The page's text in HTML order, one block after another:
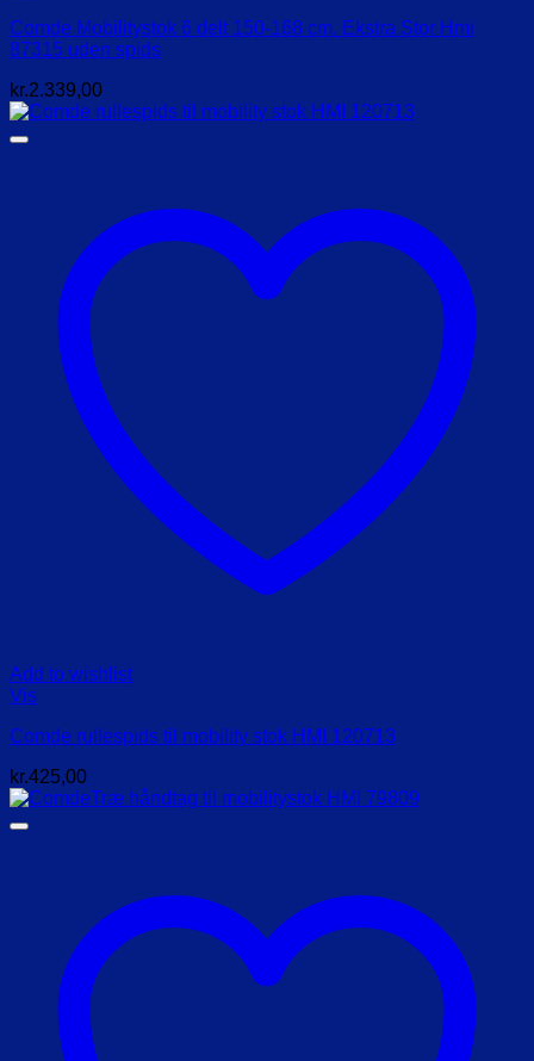
Comde Mobilitystok 6 delt 150-168 cm. Ekstra Stor Hmi
87315 uden spids
kr.2.339,00
Add to wishlist
Vis
Comde rullespids til mobility stok HMI 120713
kr.425,00